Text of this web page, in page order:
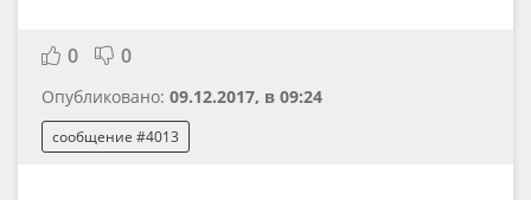
0 0
Опубликовано: 09.12.2017, в 09:24
сообщение #4013